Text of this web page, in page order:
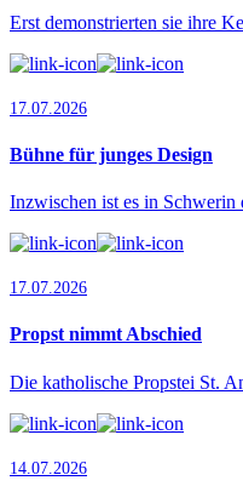
Erst demonstrierten sie ihre
17.07.2026
Bühne für junges Design
Inzwischen ist es in
17.07.2026
Propst nimmt Abschied
Die katholische Propstei St.
14.07.2026